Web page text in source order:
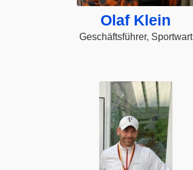
Olaf Klein
Geschäftsführer, Sportwart